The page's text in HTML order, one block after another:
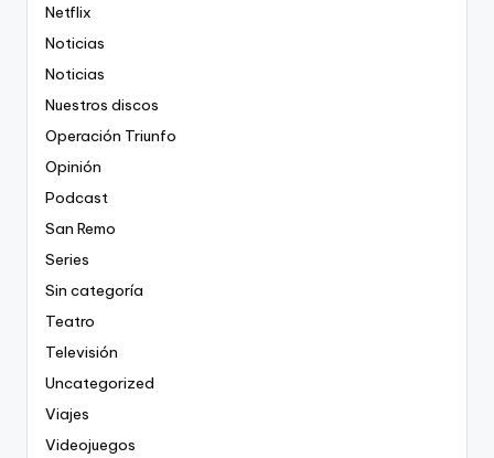
Netflix
Noticias
Noticias
Nuestros discos
Operación Triunfo
Opinión
Podcast
San Remo
Series
Sin categoría
Teatro
Televisión
Uncategorized
Viajes
Videojuegos